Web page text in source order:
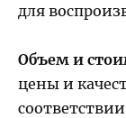
для
Объем и
цены и